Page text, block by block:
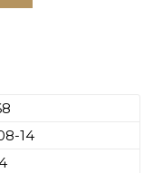
14